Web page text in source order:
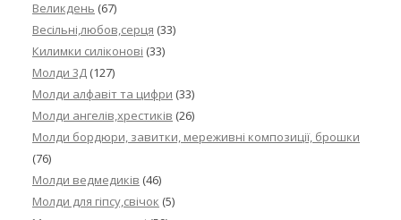
Великдень (67)
Весільні,любов,серця (33)
Килимки силіконові (33)
Молди 3Д (127)
Молди алфавіт та цифри (33)
Молди ангелів,хрестиків (26)
Молди бордюри, завитки, мереживні композиції, брошки
(76)
Молди ведмедиків (46)
Молди для гіпсу,свічок (5)